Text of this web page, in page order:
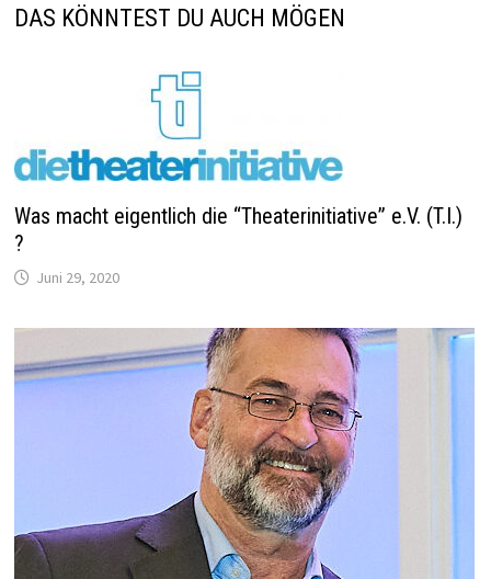
DAS KÖNNTEST DU AUCH MÖGEN
Was macht eigentlich die “Theaterinitiative” e.V. (T.I.)
?
Juni 29, 2020